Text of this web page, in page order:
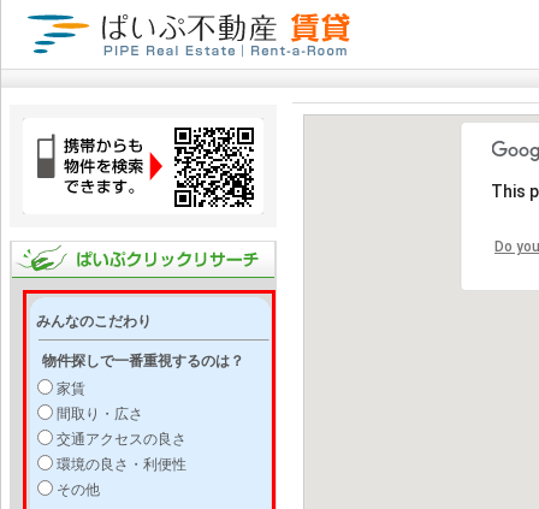
みんなのこだわり
物件探しで一番重視するのは？
家賃
間取り・広さ
交通アクセスの良さ
環境の良さ・利便性
その他
This
Do